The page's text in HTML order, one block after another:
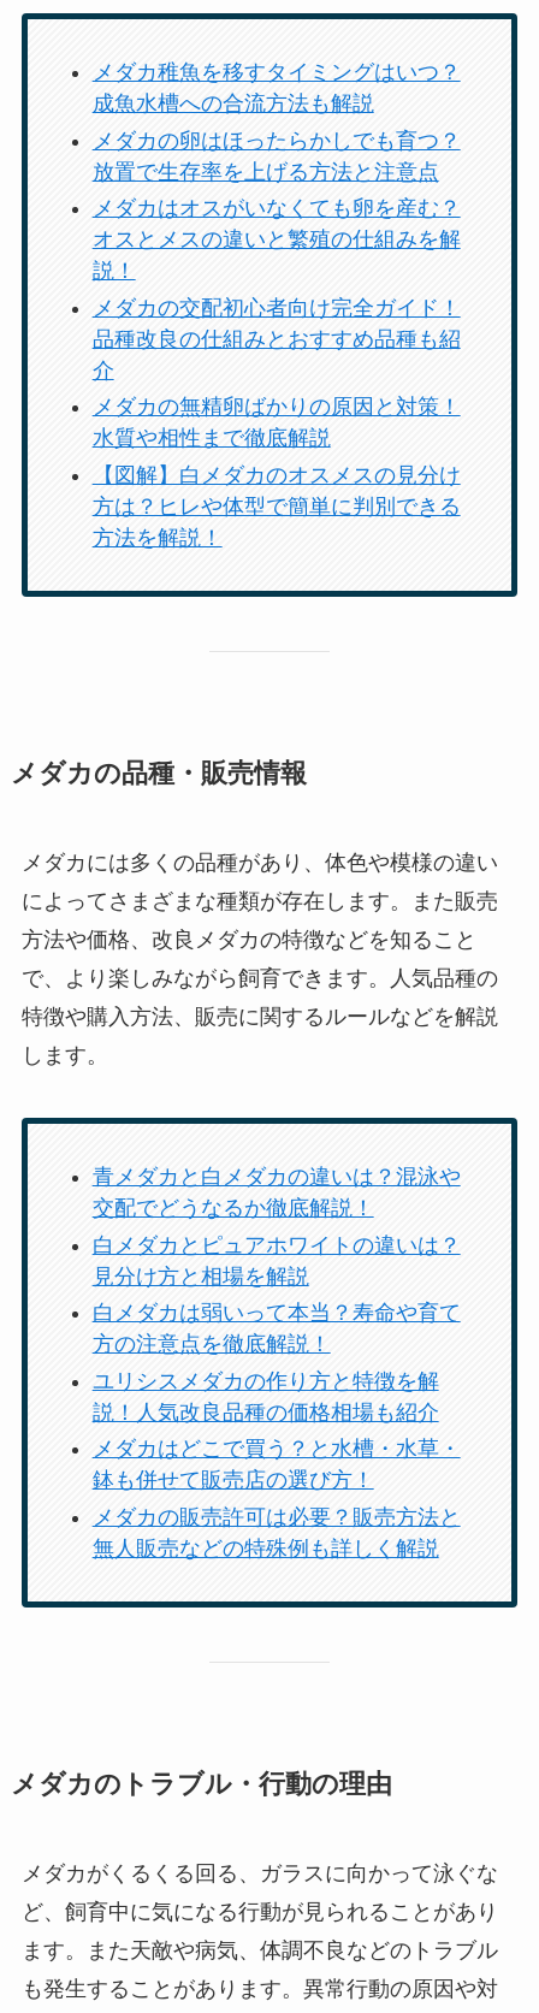
メダカ稚魚を移すタイミングはいつ？
成魚水槽への合流方法も解説
メダカの卵はほったらかしでも育つ？
放置で生存率を上げる方法と注意点
メダカはオスがいなくても卵を産む？
オスとメスの違いと繁殖の仕組みを解
説！
メダカの交配初心者向け完全ガイド！
品種改良の仕組みとおすすめ品種も紹
介
メダカの無精卵ばかりの原因と対策！
水質や相性まで徹底解説
【図解】白メダカのオスメスの見分け
方は？ヒレや体型で簡単に判別できる
方法を解説！
メダカの品種・販売情報
メダカには多くの品種があり、体色や模様の違い
によってさまざまな種類が存在します。また販売
方法や価格、改良メダカの特徴などを知ること
で、より楽しみながら飼育できます。人気品種の
特徴や購入方法、販売に関するルールなどを解説
します。
青メダカと白メダカの違いは？混泳や
交配でどうなるか徹底解説！
白メダカとピュアホワイトの違いは？
見分け方と相場を解説
白メダカは弱いって本当？寿命や育て
方の注意点を徹底解説！
ユリシスメダカの作り方と特徴を解
説！人気改良品種の価格相場も紹介
メダカはどこで買う？と水槽・水草・
鉢も併せて販売店の選び方！
メダカの販売許可は必要？販売方法と
無人販売などの特殊例も詳しく解説
メダカのトラブル・行動の理由
メダカがくるくる回る、ガラスに向かって泳ぐな
ど、飼育中に気になる行動が見られることがあり
ます。また天敵や病気、体調不良などのトラブル
も発生することがあります。異常行動の原因や対